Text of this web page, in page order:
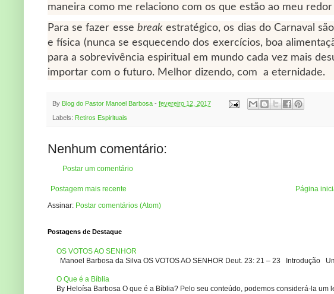
maneira como me relaciono com os que estão ao meu
Para se fazer esse breakestratégico, os dias do Carnaval
e física (nunca se esquecendo dos exercícios, boa
para a sobrevivência espiritual em mundo cada vez mais
importar com o futuro. Melhor dizendo, com a eternidade.
By Blog do Pastor Manoel Barbosa - fevereiro 12, 2017
Labels: Retiros Espirituais
Nenhum comentário:
Postar um comentário
Postagem mais recente
Página
Assinar: Postar comentários (Atom)
Postagens de Destaque
OS VOTOS AO SENHOR
Manoel Barbosa da Silva OS VOTOS AO SENHOR Deut. 23: 21 – 23 Introdução
O Que é a Bíblia
By Heloísa Barbosa O que é a Bíblia? Pelo seu conteúdo, podemos considerá-la